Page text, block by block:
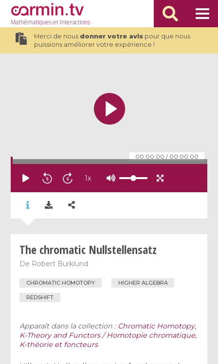
Mathématiqueset Interactions
Merci de nous donner votre avispour que nous
puissions améliorer votre expérience !
00:00:00 / 00:00:00
1x
The chromatic Nullstellensatz
De Robert Burklund
CHROMATIC HOMOTOPY HIGHER ALGEBRA
REDSHIFT
Apparaît dans la collection : Chromatic Homotopy,
K-Theory and Functors / Homotopie chromatique,
K-théorie et foncteurs